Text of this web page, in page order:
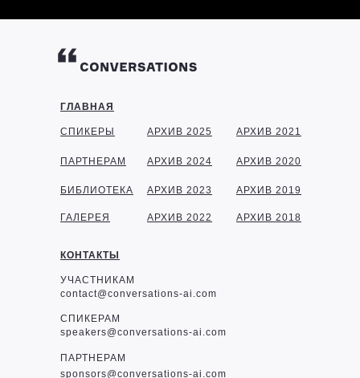
ГЛАВНАЯ
КОНТАКТЫ
СПИКЕРЫ
ПАРТНЕРАМ
БИБЛИОТЕКА
УЧАСТНИКАМ
contact@conversations-ai.com
СПИКЕРАМ
speakers@conversations-ai.com
ПАРТНЕРАМ
sponsors@conversations-ai.com
ГАЛЕРЕЯ
АРХИВ 2025
АРХИВ 2024
АРХИВ 2023
АРХИВ 2022
АРХИВ 2021
АРХИВ 2020
АРХИВ 2019
АРХИВ 2018